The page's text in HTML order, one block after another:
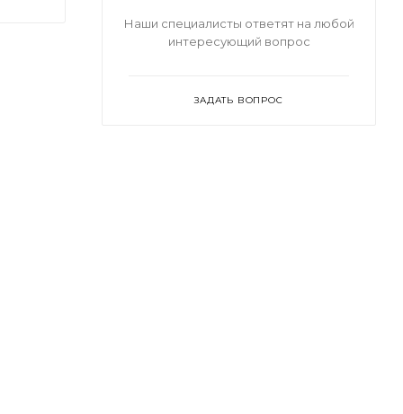
Наши специалисты ответят на любой
интересующий вопрос
ЗАДАТЬ ВОПРОС